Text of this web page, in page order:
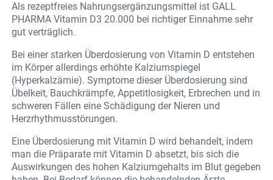
Als rezeptfreies Nahrungsergänzungsmittel ist GALL
PHARMA Vitamin D3 20.000 bei richtiger Einnahme sehr
gut verträglich.
Bei einer starken Überdosierung von Vitamin D entstehen
im Körper allerdings erhöhte Kalziumspiegel
(Hyperkalzämie). Symptome dieser Überdosierung sind
Übelkeit, Bauchkrämpfe, Appetitlosigkeit, Erbrechen und in
schweren Fällen eine Schädigung der Nieren und
Herzrhythmusstörungen.
Eine Überdosierung mit Vitamin D wird behandelt, indem
man die Präparate mit Vitamin D absetzt, bis sich die
Auswirkungen des hohen Kalziumgehalts im Blut gegeben